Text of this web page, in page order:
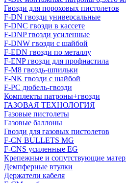
Гвозди для пороховых пистолетов
F-DN гвозди универсальные
F-DNC гвозди в кассете
F-DNP гвозди усиленные
F-DNW гвозди с шайбой
F-EDN гвозди по металлу
F-ENP гвозди для профнастила
F-M8 гвоздь-шпильки
F-NK гвозди с шайбой
F-PC дюбель-гвозди
Комплекты патроны+гвозди
ГАЗОВАЯ ТЕХНОЛОГИЯ
Газовые пистолеты
Газовые баллоны
Гвозди для газовых пистолетов
F-CN BULLETS MG
F-CNS усиленные EG
Крепежные и сопутствующие
Демпферные втулки
Держатели кабеля